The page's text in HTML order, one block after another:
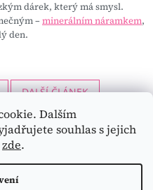
Dalším
souhlas s jejich
zde.
dárek, který má smysl.
–minerálním náramkem,
den.
DALŠÍ ČLÁNEK
. Všechna práva vyhrazena.